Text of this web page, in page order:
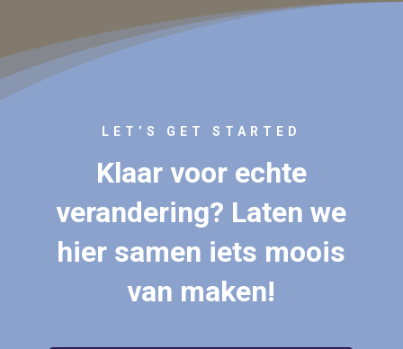
LET’S GET STARTED
Klaar voor echte
verandering? Laten we
hier samen iets moois
van maken!